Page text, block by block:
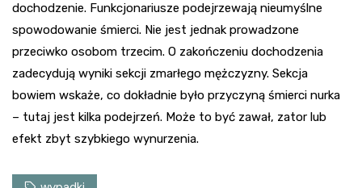
dochodzenie. Funkcjonariusze podejrzewają nieumyślne
spowodowanie śmierci. Nie jest jednak prowadzone
przeciwko osobom trzecim. O zakończeniu dochodzenia
zadecydują wyniki sekcji zmarłego mężczyzny. Sekcja
bowiem wskaże, co dokładnie było przyczyną śmierci nurka
– tutaj jest kilka podejrzeń. Może to być zawał, zator lub
efekt zbyt szybkiego wynurzenia.